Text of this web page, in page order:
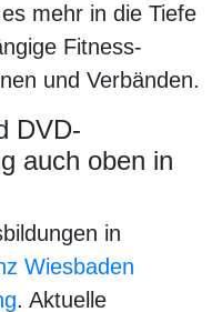
mehr in die Tiefe
Fitness-
und Verbänden.
DVD-
auch oben in
in
Wiesbaden
. Aktuelle